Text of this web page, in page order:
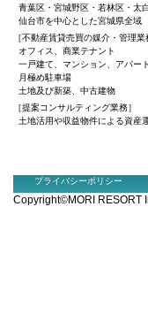
青葉区・宮城野区・若林区・太
仙台市を中心とした宮城県全域
［不動産賃貸売買の媒介・管理業
オフィス、商業テナント
一戸建て、マンション、アパート
月極め駐車場
土地及び新築、中古建物
［提案コンサルティング業務］
土地活用や収益物件による資産
プライバシーポリシー
Copyright©MORI RESORT